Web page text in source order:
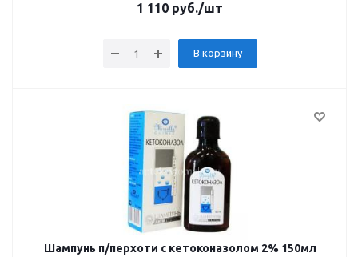
1 110 руб./шт
В корзину
Шампунь п/перхоти с кетоконазолом 2% 150мл